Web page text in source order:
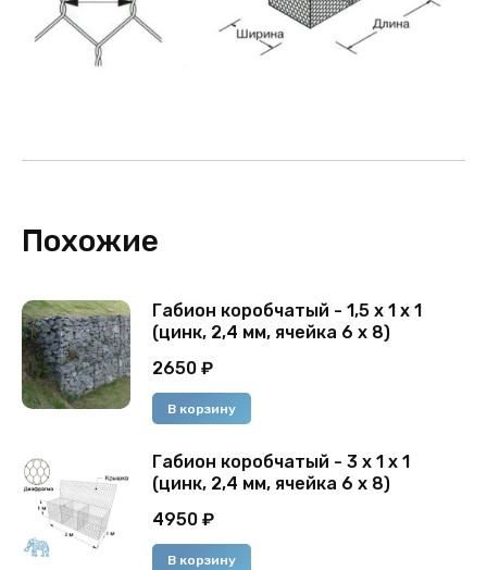
Похожие
Габион коробчатый - 1,5 х 1 х 1
(цинк, 2,4 мм, ячейка 6 х 8)
2650 ₽
В корзину
Габион коробчатый - 3 х 1 х 1
(цинк, 2,4 мм, ячейка 6 х 8)
4950 ₽
В корзину